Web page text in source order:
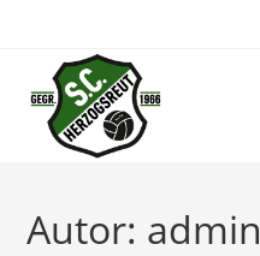
springen
Autor: admin